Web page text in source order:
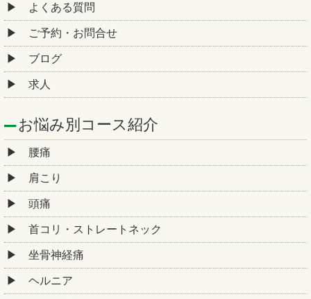
よくある質問
ご予約・お問合せ
ブログ
求人
お悩み別コース紹介
腰痛
肩こり
頭痛
首コリ・ストレートネック
坐骨神経痛
ヘルニア